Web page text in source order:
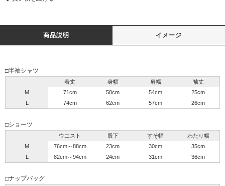
商品説明 イメージ
□半袖シャツ
着丈 身幅 肩幅
袖丈
M
71cm 58cm 54cm
25cm
L
74cm 62cm 57cm 26cm
□ショーツ
ウエスト 股下 すそ幅
わたり幅
M
76cm～88cm 23cm 30cm
35cm
L
82cm～94cm 24cm 31cm 36cm
□ナップバッグ